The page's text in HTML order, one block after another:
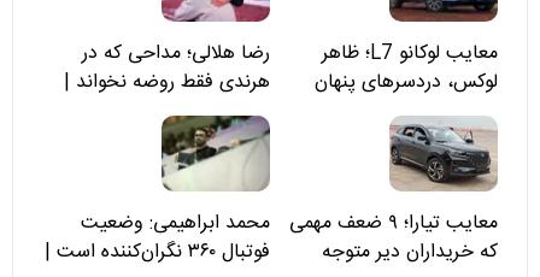
معایب لوکانو L7؛ ظاهر
لوکس، دردسرهای پنهان
رضا هلالی؛ مداحی که در
هرندی فقط روضه نخواند |
مسئولان «تکیه‌گاه آقا مرتضی
علی(ع)» را جدی‌تر ببینند
معایب تیارا؛ ۹ ضعف مهمی
که خریداران دیر متوجه
محمد ابراهیمی: وضعیت
فوتبال ۳۶۰ نگران‌کننده است |